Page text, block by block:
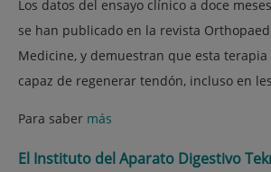
Los datos del ensayo clínico a doce
se han publicado en la revista
Medicine, y demuestran que esta
capaz de regenerar tendón, incluso en
Para saber más
El Instituto del Aparato Digestivo